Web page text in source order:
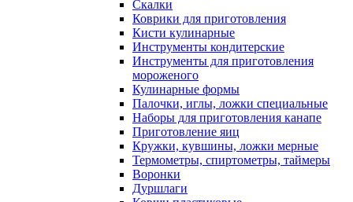
Скалки
Коврики для приготовления
Кисти кулинарные
Инструменты кондитерские
Инструменты для приготовления
мороженого
Кулинарные формы
Палочки, иглы, ложки специальные
Наборы для приготовления канапе
Приготовление яиц
Кружки, кувшины, ложки мерные
Термометры, спиртометры, таймеры
Воронки
Дуршлаги